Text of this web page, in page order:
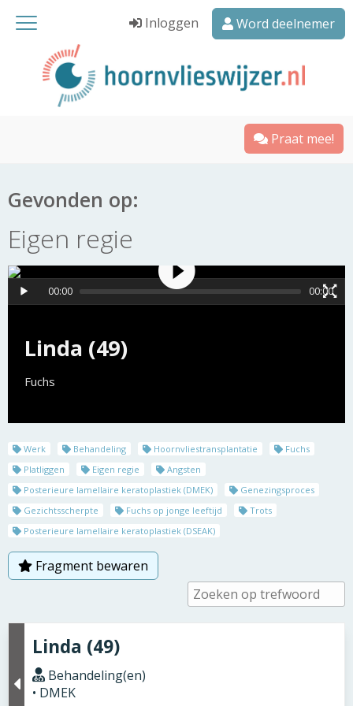
Inloggen Word deelnemer
Praat mee!
Gevonden op:
Eigen regie
Linda (49)
Fuchs
00:00 00:00
Werk Behandeling Hoornvliestransplantatie
Fuchs
Platliggen
Eigen regie
Angsten
Posterieure lamellaire keratoplastiek (DMEK)
Genezingsproces
Gezichtsscherpte
Fuchs op jonge leeftijd
Trots
Posterieure lamellaire keratoplastiek (DSEAK)
Fragment bewaren
Linda (49)
Behandeling(en)
• DMEK